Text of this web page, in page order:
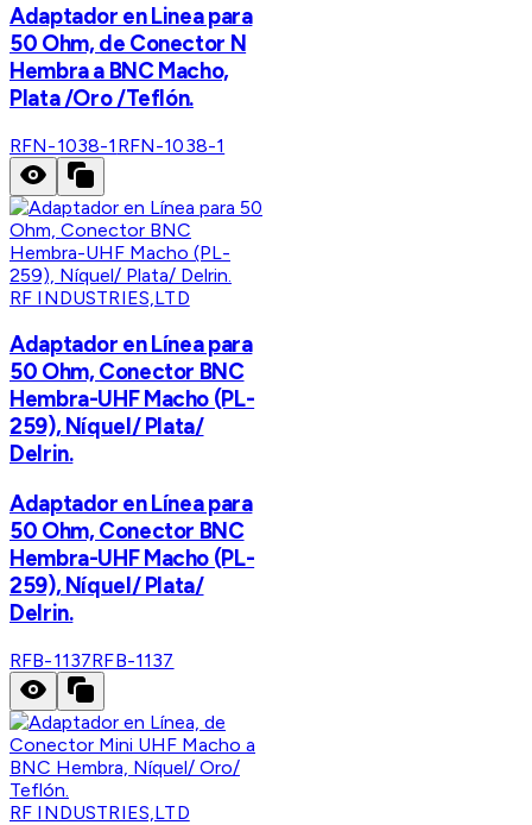
Adaptador en Linea para
50 Ohm, de Conector N
Hembra a BNC Macho,
Plata /Oro /Teflón.
RFN-1038-1 RFN-1038-1
RF INDUSTRIES,LTD
Adaptador en Línea para
50 Ohm, Conector BNC
Hembra-UHF Macho (PL-
259), Níquel/ Plata/
Delrin.
Adaptador en Línea para
50 Ohm, Conector BNC
Hembra-UHF Macho (PL-
259), Níquel/ Plata/
Delrin.
RFB-1137RFB-1137
RF INDUSTRIES,LTD